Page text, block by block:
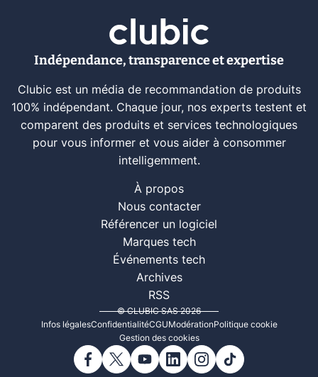
Indépendance, transparence et expertise
Clubic est un média de recommandation de produits
100% indépendant. Chaque jour, nos experts testent et
comparent des produits et services technologiques
pour vous informer et vous aider à consommer
intelligemment.
À propos
Nous contacter
Référencer un logiciel
Marques tech
Événements tech
Archives
RSS
© CLUBIC SAS 2026
Infos légalesConfidentialitéCGUModérationPolitique cookie
Gestion des cookies